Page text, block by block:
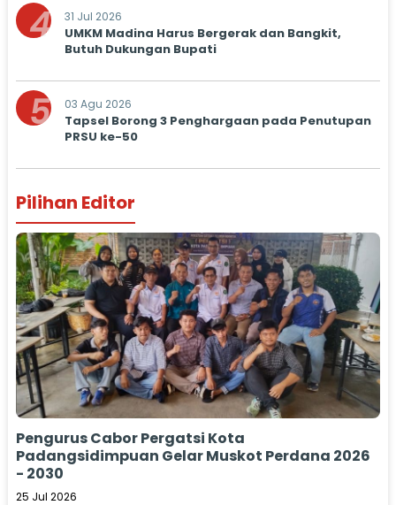
4 31 Jul 2026
UMKM Madina Harus Bergerak dan Bangkit,
Butuh Dukungan Bupati
5 03 Agu 2026
Tapsel Borong 3 Penghargaan pada Penutupan
PRSU ke-50
Pilihan Editor
Pengurus Cabor Pergatsi Kota
Padangsidimpuan Gelar Muskot Perdana 2026
- 2030
25 Jul 2026